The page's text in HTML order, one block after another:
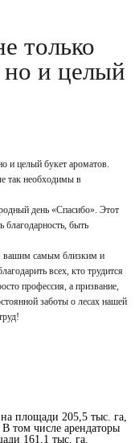
только
но и целый
и целый букет ароматов.
так необходимы в
день «Спасибо». Этот
быть
вашим самым близким и
всех, кто трудится
профессия, а призвание,
заботы о лесах нашей